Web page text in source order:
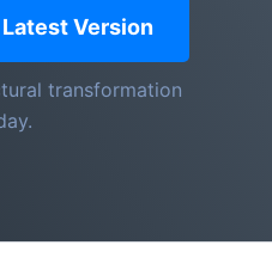
Version
transformation